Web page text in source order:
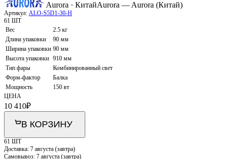
Aurora · КитайAurora — Aurora (Китай)
Артикул: ALO-S5D1-30-H
61 ШТ
Вес
2.5 кг
Длина упаковки
90 мм
Ширина упаковки 90 мм
Высота упаковки 910 мм
Тип фары
Комбинированный свет
Форм-фактор
Балка
Мощность
150 вт
ЦЕНА
10 410₽
В КОРЗИНУ
61 ШТ
Доставка: 7 августа (завтра)
Самовывоз: 7 августа (завтра)